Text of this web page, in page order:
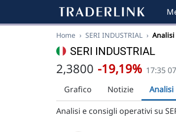
Home › SERI INDUSTRIAL › Analisi
SERI INDUSTRIAL
2,3800 -19,19% 17:35
Grafico
Notizie Analisi
Analisi e consigli operativi su